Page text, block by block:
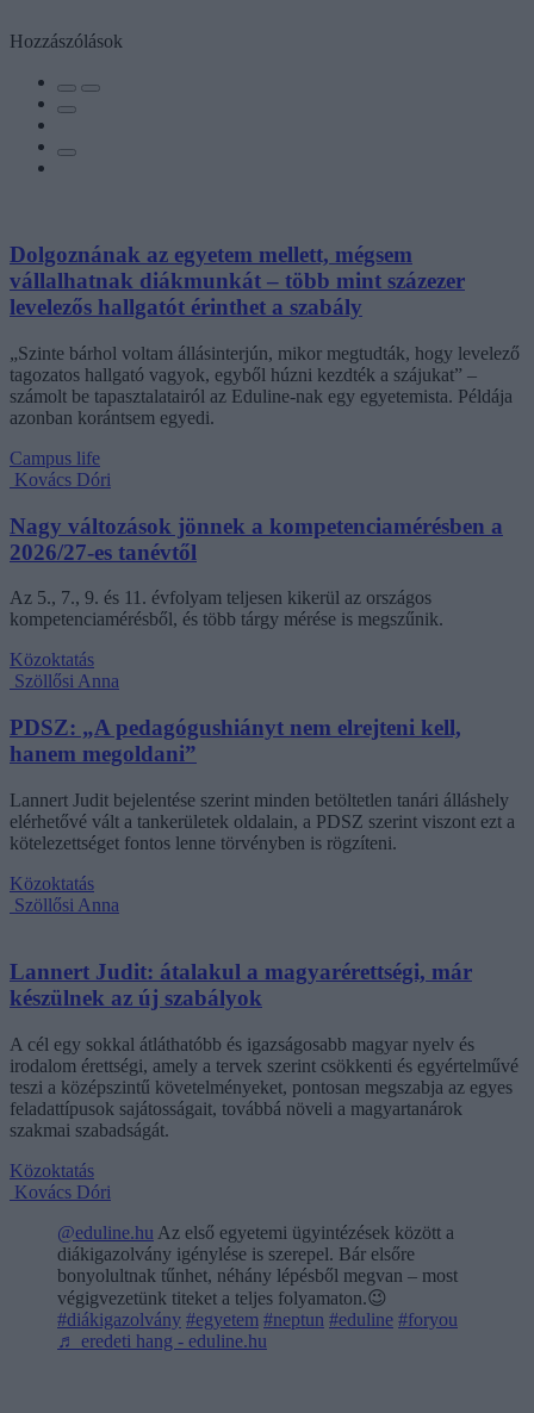
Hozzászólások
Dolgoznának az egyetem mellett, mégsem
vállalhatnak diákmunkát – több mint százezer
levelezős hallgatót érinthet a szabály
„Szinte bárhol voltam állásinterjún, mikor megtudták, hogy levelező
tagozatos hallgató vagyok, egyből húzni kezdték a szájukat” –
számolt be tapasztalatairól az Eduline-nak egy egyetemista. Példája
azonban korántsem egyedi.
Campus life
Kovács Dóri
Nagy változások jönnek a kompetenciamérésben a
2026/27-es tanévtől
Az 5., 7., 9. és 11. évfolyam teljesen kikerül az országos
kompetenciamérésből, és több tárgy mérése is megszűnik.
Közoktatás
Szöllősi Anna
PDSZ: „A pedagógushiányt nem elrejteni kell,
hanem megoldani”
Lannert Judit bejelentése szerint minden betöltetlen tanári álláshely
elérhetővé vált a tankerületek oldalain, a PDSZ szerint viszont ezt a
kötelezettséget fontos lenne törvényben is rögzíteni.
Közoktatás
Szöllősi Anna
Lannert Judit: átalakul a magyarérettségi, már
készülnek az új szabályok
A cél egy sokkal átláthatóbb és igazságosabb magyar nyelv és
irodalom érettségi, amely a tervek szerint csökkenti és egyértelművé
teszi a középszintű követelményeket, pontosan megszabja az egyes
feladattípusok sajátosságait, továbbá növeli a magyartanárok
szakmai szabadságát.
Közoktatás
Kovács Dóri
@eduline.hu Az első egyetemi ügyintézések között a
diákigazolvány igénylése is szerepel. Bár elsőre
bonyolultnak tűnhet, néhány lépésből megvan – most
végigvezetünk titeket a teljes folyamaton.😉
#diákigazolvány #egyetem #neptun #eduline #foryou
♬ eredeti hang - eduline.hu